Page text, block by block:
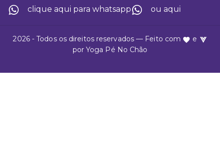
clique aqui para whatsapp
ou aqui
2026 - Todos os direitos reservados — Feito com
e
por Yoga Pé No Chão